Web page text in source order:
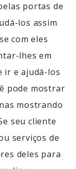
portas de
los assim
com eles
lhes em
ir e ajudá-los
pode mostrar
mostrando
seu cliente
serviços de
deles para